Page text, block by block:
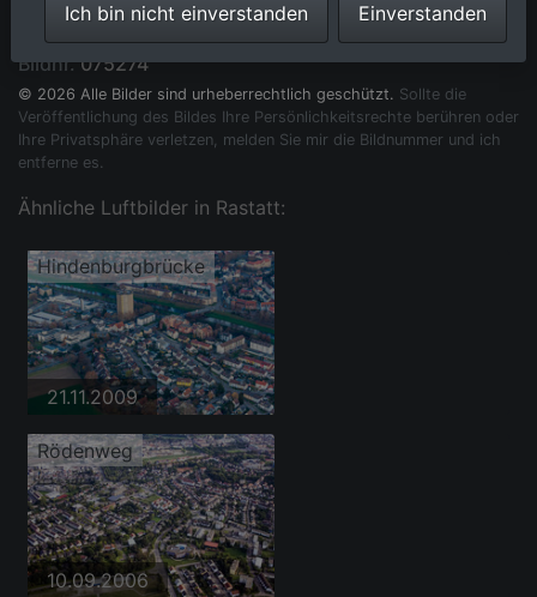
Hindenburgbrücke in Rastatt im Bundesland Baden-
Württemberg, DeutschlandAufnahme vom26.10.2014
Bildnr.075274
© 2026 Alle Bilder sind urheberrechtlich geschützt. Sollte die
Veröffentlichung des Bildes Ihre Persönlichkeitsrechte berühren oder
Ihre Privatsphäre verletzen, melden Sie mir die Bildnummer und ich
entferne es.
Ähnliche Luftbilder in Rastatt:
Hindenburgbrücke
21.11.2009
Rödenweg
10.09.2006
Ich bin nicht einverstanden Einverstanden